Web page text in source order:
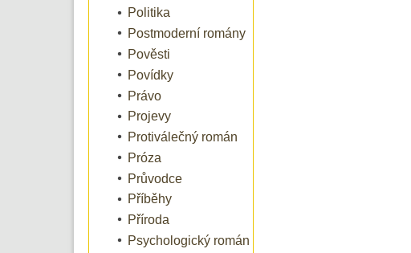
Politika
Postmoderní romány
Pověsti
Povídky
Právo
Projevy
Protiválečný román
Próza
Průvodce
Příběhy
Příroda
Psychologický román